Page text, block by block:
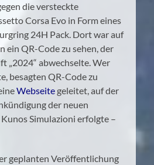
die versteckte
Corsa Evo in Form eines
24H Pack. Dort war auf
ein QR-Code zu sehen, der
„2024“ abwechselte. Wer
besagten QR-Code zu
Webseite geleitet, auf der
der neuen
Simulazioni erfolgte –
geplanten Veröffentlichung